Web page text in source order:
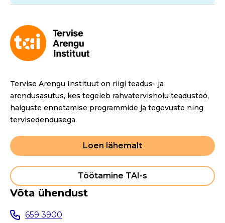
Tervise Arengu Instituut on riigi teadus- ja
arendusasutus, kes tegeleb rahvatervishoiu teadustöö,
haiguste ennetamise programmide ja tegevuste ning
tervisedendusega.
Loen lähemalt
Töötamine TAI-s
Võta ühendust
659 3900